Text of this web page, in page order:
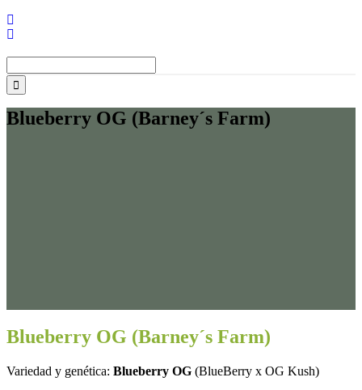
Blueberry OG (Barney´s Farm)
Blueberry OG (Barney´s Farm)
Variedad y genética: Blueberry OG (BlueBerry x OG Kush)